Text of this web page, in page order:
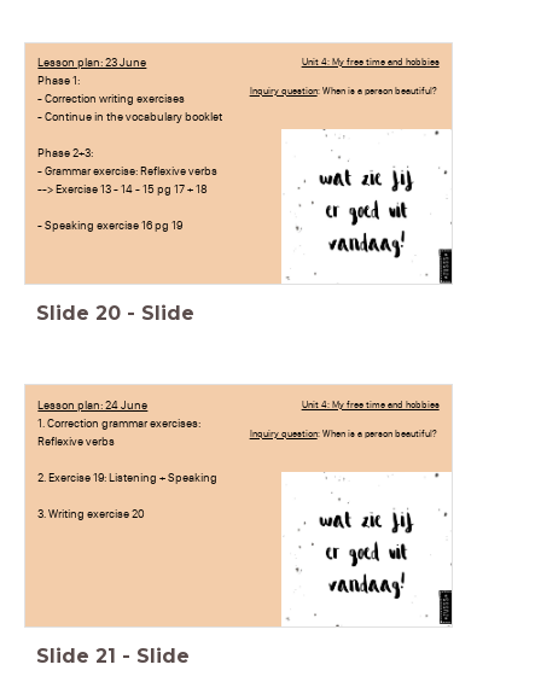
Lesson plan: 23 June
Phase 1:
- Correction writing exercises
- Continue in the vocabulary booklet
Phase 2+3:
- Grammar exercise: Reflexive verbs
--> Exercise 13 - 14 - 15 pg 17 + 18
- Speaking exercise 16 pg 19
Unit 4: My free time and hobbies
Inquiry question: When is a person beautiful?
Slide 20 - Slide
Lesson plan: 24 June
1. Correction grammar exercises:
Reflexive verbs
2. Exercise 19: Listening + Speaking
3. Writing exercise 20
Unit 4: My free time and hobbies
Inquiry question: When is a person beautiful?
Slide 21 - Slide